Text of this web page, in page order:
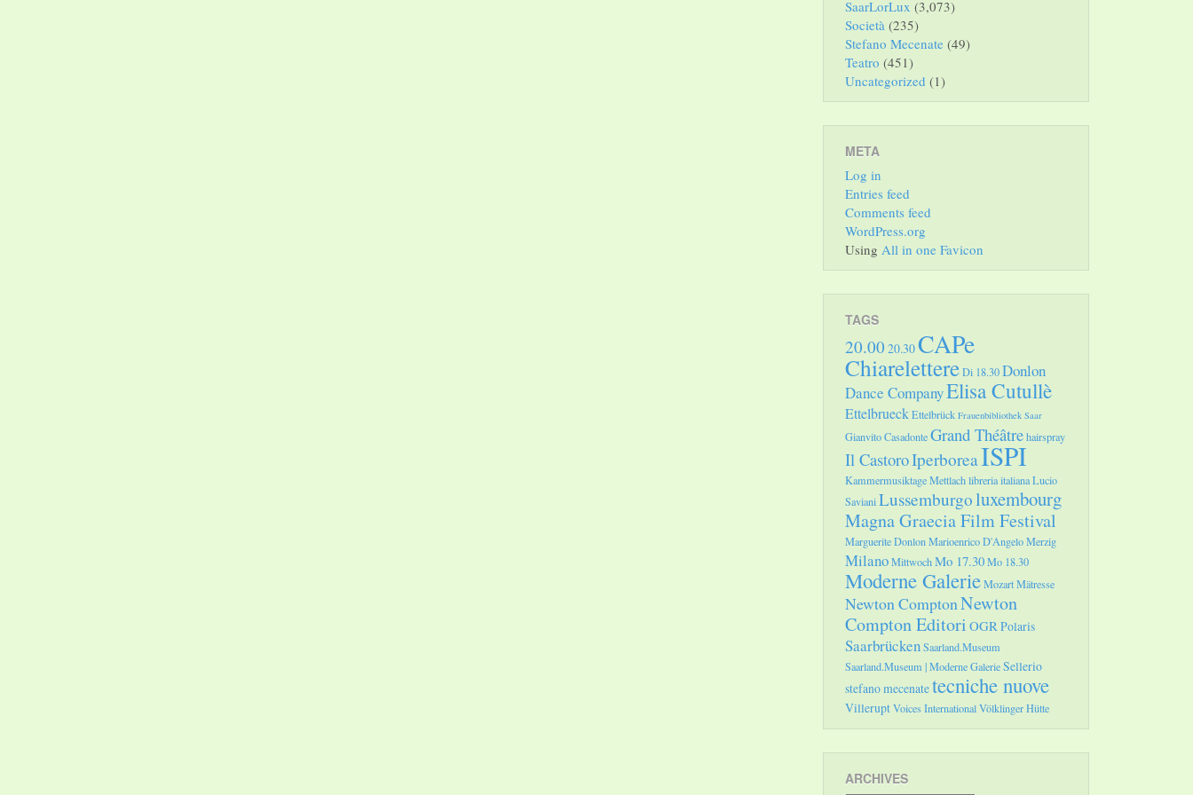
SaarLorLux (3,073)
Società (235)
Stefano Mecenate (49)
Teatro (451)
Uncategorized (1)
META
Log in
Entries feed
Comments feed
WordPress.org
Using All in one Favicon
TAGS
20.00 20.30CAPe
ChiarelettereDi 18.30Donlon
Dance CompanyElisa Cutullè
EttelbrueckEttelbrück Frauenbibliothek Saar
Gianvito CasadonteGrand Théâtrehairspray
Il CastoroIperboreaISPI
Kammermusiktage Mettlachlibreria italianaLucio
SavianiLussemburgoluxembourg
Magna Graecia Film Festival
Marguerite DonlonMarioenrico D'AngeloMerzig
MilanoMittwochMo 17.30Mo 18.30
Moderne GalerieMozartMätresse
Newton ComptonNewton
Compton Editori OGRPolaris
SaarbrückenSaarland.Museum
Saarland.Museum | Moderne GalerieSellerio
stefano mecenatetecniche nuove
VilleruptVoices InternationalVölklinger Hütte
ARCHIVES